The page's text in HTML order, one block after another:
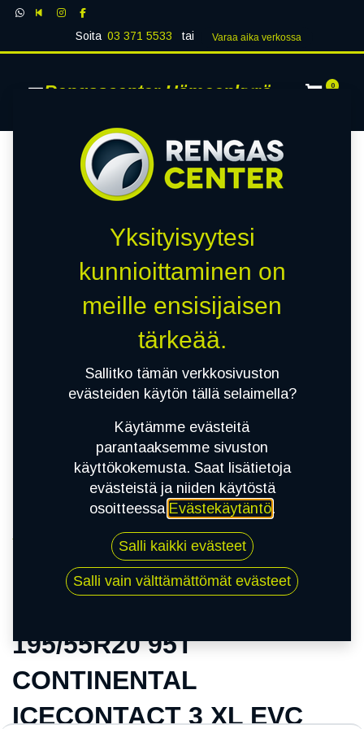
Soita 03 371 5533 tai Varaa aika verk​​​​ossa
Rengascenter Hämeenkyrö 0
195/55R20 95T CONTINENTAL ICECONTACT 3
XL EVC
195/55R20 95T
CONTINENTAL
ICECONTACT 3 XL EVC
Yksityisyytesi
kunnioittaminen on
meille ensisijaisen
tärkeää.
Sallitko tämän verkkosivuston
evästeiden käytön tällä selaimella?
Käytämme evästeitä
parantaaksemme sivuston
käyttökokemusta. Saat lisätietoja
evästeistä ja niiden käytöstä
osoitteessa Evästekäytäntö.
Salli kaikki evästeet
Salli vain välttämättömät evästeet